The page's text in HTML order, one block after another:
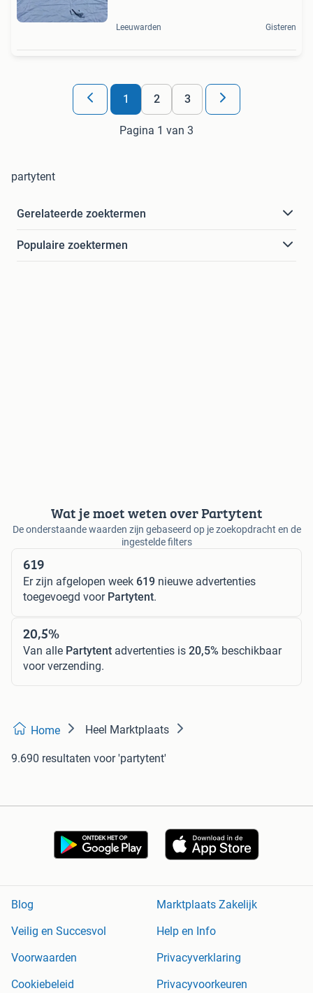
Leeuwarden Gisteren
1 2 3
Pagina 1 van 3
partytent
Gerelateerde zoektermen
Populaire zoektermen
Wat je moet weten over Partytent
De onderstaande waarden zijn gebaseerd op je zoekopdracht en de
ingestelde filters
619
Er zijn afgelopen week 619 nieuwe advertenties
toegevoegd voor Partytent.
20,5%
Van alle Partytent advertenties is 20,5% beschikbaar
voor verzending.
Home Heel Marktplaats
9.690 resultaten voor 'partytent'
Blog
Marktplaats Zakelijk
Veilig en Succesvol
Help en Info
Voorwaarden
Privacyverklaring
Cookiebeleid
Privacyvoorkeuren